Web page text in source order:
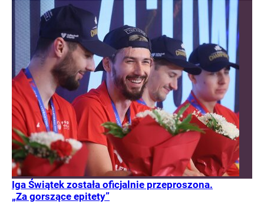
Iga Świątek została oficjalnie przeproszona.
„Za gorszące epitety”